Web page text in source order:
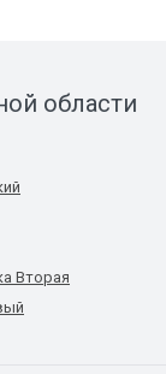
области
Вторая